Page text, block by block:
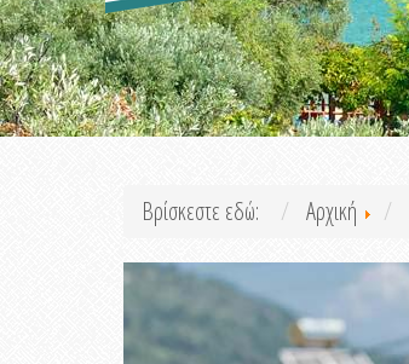
Βρίσκεστε εδώ: Αρχική